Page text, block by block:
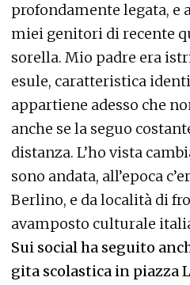
profondamente legata, e
miei genitori di recente
sorella. Mio padre era
esule, caratteristica
appartiene adesso che
anche se la seguo
distanza. L’ho vista
sono andata, all’epoca
Berlino, e da località di
avamposto culturale
Sui social ha seguito
gita scolastica in piazza